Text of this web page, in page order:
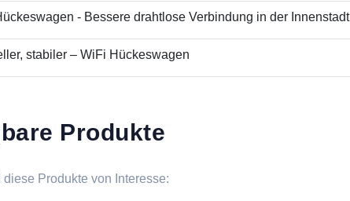
- Bessere drahtlose Verbindung in der Innenstadt
stabiler – WiFi Hückeswagen
Produkte
Produkte von Interesse: